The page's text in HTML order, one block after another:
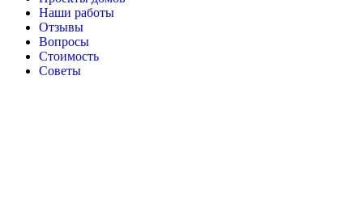
Наши работы
Отзывы
Вопросы
Стоимость
Советы